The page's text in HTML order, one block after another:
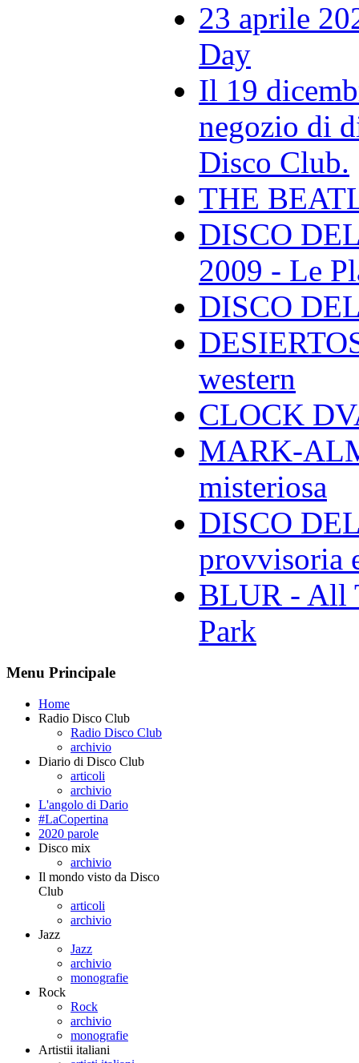
23 aprile
Day
Il 19
negozio di
Disco Club.
THE
DISCO
2009 - Le
DISCO
western
CLOCK
MARK-
misteriosa
DISCO
provvisoria
BLUR - All
Park
Menu Principale
Home
Radio Disco Club
Radio Disco Club
archivio
Diario di Disco Club
articoli
archivio
L'angolo di Dario
#LaCopertina
2020 parole
Disco mix
archivio
Il mondo visto da Disco
Club
articoli
archivio
Jazz
Jazz
archivio
monografie
Rock
Rock
archivio
monografie
Artistii italiani